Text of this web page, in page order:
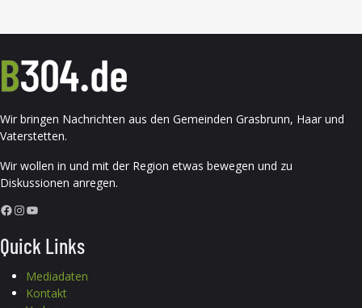
Wir bringen Nachrichten aus den Gemeinden Grasbrunn, Haar und
Vaterstetten.
Wir wollen in und mit der Region etwas bewegen und zu
Diskussionen anregen.
Facebook InstagramYouTube
Quick Links
Mediadaten
Kontakt